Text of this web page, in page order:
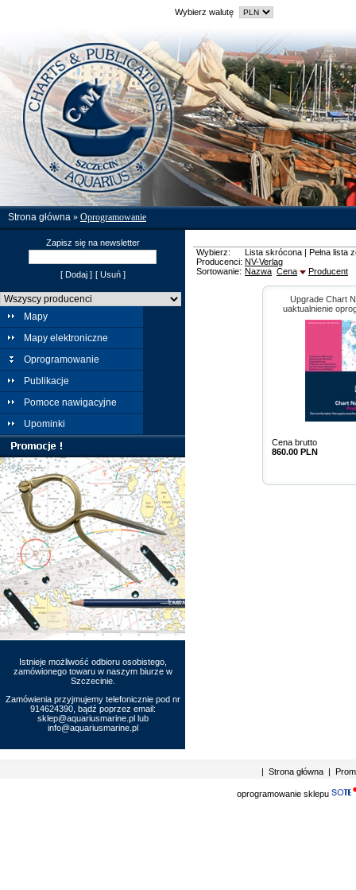
Wybierz walutę
Strona główna » Oprogramowanie
Zapisz się na newsletter
[ Dodaj ] [ Usuń ]
Mapy
Mapy elektroniczne
Oprogramowanie
Publikacje
Pomoce nawigacyjne
Upominki
Istnieje możliwość odbioru osobistego,
zamówionego towaru w naszym biurze w
Szczecinie.
Zamówienia przyjmujemy telefonicznie pod nr
914624390, bądź poprzez email:
sklep@aquariusmarine.pl lub
info@aquariusmarine.pl
Wybierz: Lista skrócona | Pełna lista
Producenci: NV-Verlag
Sortowanie: Nazwa Cena Producent
Upgrade Chart
uaktualnienie
Cena brutto
860.00 PLN
| Strona główna |
oprogramowanie sklepu